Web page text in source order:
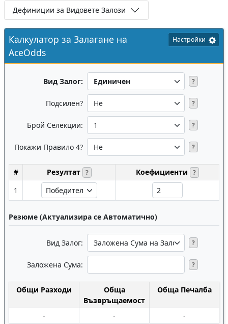
Дефиниции за Видовете Залози
Калкулатор за Залагане на
AceOdds
Настройки
Вид Залог: ?
Подсилен? ?
Брой Селекции: ?
Покажи Правило 4? ?
# Резултат ? Коефициенти ?
1
Резюме (Актуализира се Автоматично)
Вид Залог: ?
Заложена Сума: ?
Общи Разходи
Обща
Възвръщаемост
Обща Печалба
- -
-